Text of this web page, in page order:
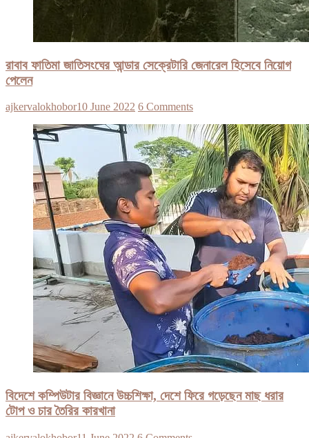
রাবাব ফাতিমা জাতিসংঘের আন্ডার সেক্রেটারি জেনারেল হিসেবে নিয়োগ
পেলেন
ajkervalokhobor10 June 2022 6 Comments
বিদেশে কম্পিউটার বিজ্ঞানে উচ্চশিক্ষা, দেশে ফিরে গড়েছেন মাছ ধরার
টোপ ও চার তৈরির কারখানা